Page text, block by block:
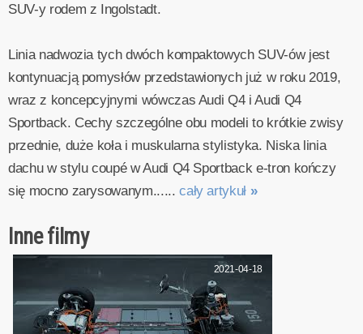
SUV-y rodem z Ingolstadt.
Linia nadwozia tych dwóch kompaktowych SUV-ów jest
kontynuacją pomysłów przedstawionych już w roku 2019,
wraz z koncepcyjnymi wówczas Audi Q4 i Audi Q4
Sportback. Cechy szczególne obu modeli to krótkie zwisy
przednie, duże koła i muskularna stylistyka. Niska linia
dachu w stylu coupé w Audi Q4 Sportback e-tron kończy
się mocno zarysowanym......cały artykuł »
Inne filmy
2021-04-18